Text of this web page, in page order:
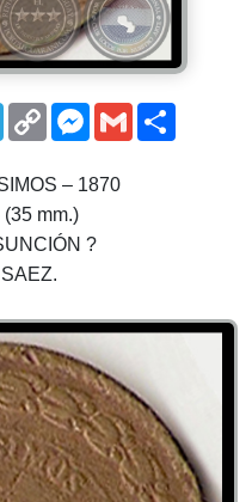
Telegram
Copy
Link
Messenger
Gmail
– 1870
mm.)
?